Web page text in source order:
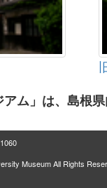
アム」は、島根
Museum All Rights